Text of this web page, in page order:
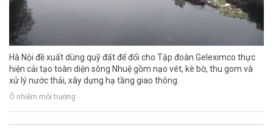
Hà Nội đề xuất dùng quỹ đất để đổi cho Tập đoàn Geleximco thực
hiện cải tạo toàn diện sông Nhuệ gồm nạo vét, kè bờ, thu gom và
xử lý nước thải, xây dựng hạ tầng giao thông.
Ô nhiễm môi trường